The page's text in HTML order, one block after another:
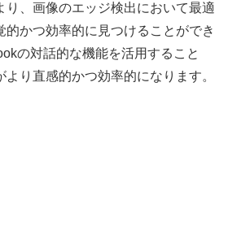
り、画像のエッジ検出において最適
的かつ効率的に見つけることができ
の対話的な機能を活用すること
り直感的かつ効率的になります。